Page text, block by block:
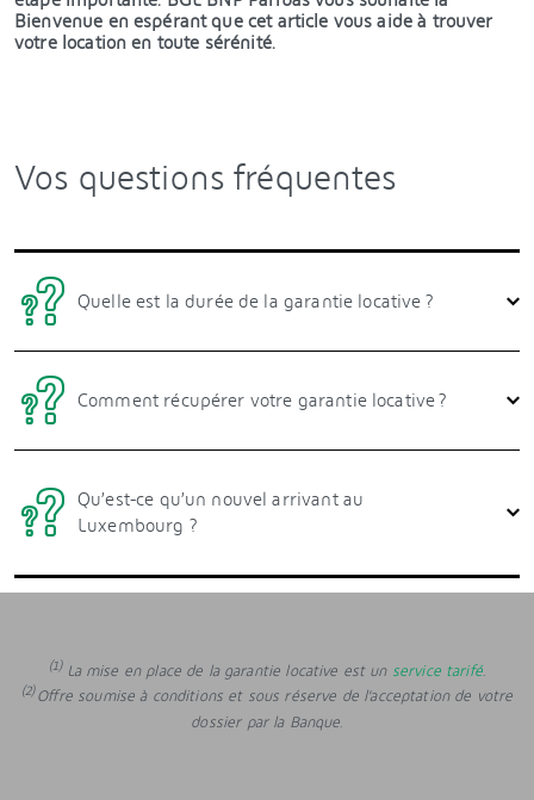
Bienvenue en espérant que cet article vous aide à trouver
votre location en toute sérénité.
Vos questions fréquentes
Quelle est la durée de la garantie locative ?
Comment récupérer votre garantie locative ?
Qu’est-ce qu’un nouvel arrivant au
Luxembourg ?
(1) La mise en place de la garantie locative est un service tarifé.
(2)Offre soumise à conditions et sous réserve de l'acceptation de votre
dossier par la Banque.